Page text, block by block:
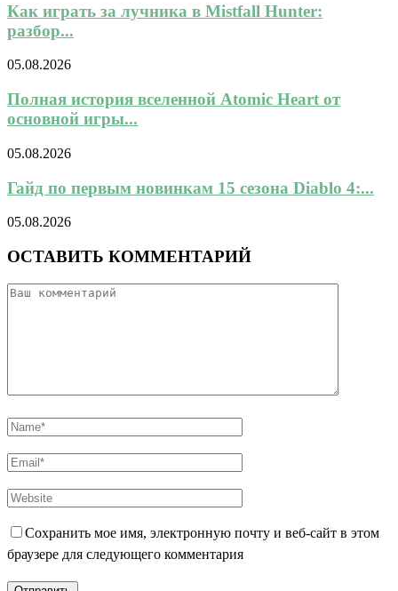
Как играть за лучника в Mistfall Hunter:
разбор...
05.08.2026
Полная история вселенной Atomic Heart от
основной игры...
05.08.2026
Гайд по первым новинкам 15 сезона Diablo 4:...
05.08.2026
ОСТАВИТЬ КОММЕНТАРИЙ
Сохранить мое имя, электронную почту и веб-сайт в этом
браузере для следующего комментария